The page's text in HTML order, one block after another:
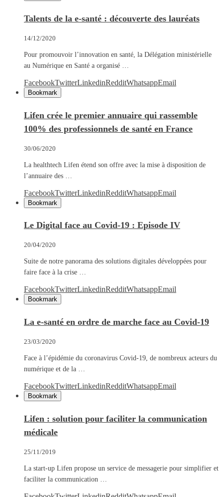
Talents de la e-santé : découverte des lauréats
14/12/2020
Pour promouvoir l’innovation en santé, la Délégation ministérielle
au Numérique en Santé a organisé …
FacebookTwitterLinkedinRedditWhatsappEmail
Bookmark
Lifen crée le premier annuaire qui rassemble
100% des professionnels de santé en France
30/06/2020
La healthtech Lifen étend son offre avec la mise à disposition de
l’annuaire des …
FacebookTwitterLinkedinRedditWhatsappEmail
Bookmark
Le Digital face au Covid-19 : Episode IV
20/04/2020
Suite de notre panorama des solutions digitales développées pour
faire face à la crise …
FacebookTwitterLinkedinRedditWhatsappEmail
Bookmark
La e-santé en ordre de marche face au Covid-19
23/03/2020
Face à l’épidémie du coronavirus Covid-19, de nombreux acteurs du
numérique et de la …
FacebookTwitterLinkedinRedditWhatsappEmail
Bookmark
Lifen : solution pour faciliter la communication
médicale
25/11/2019
La start-up Lifen propose un service de messagerie pour simplifier et
faciliter la communication …